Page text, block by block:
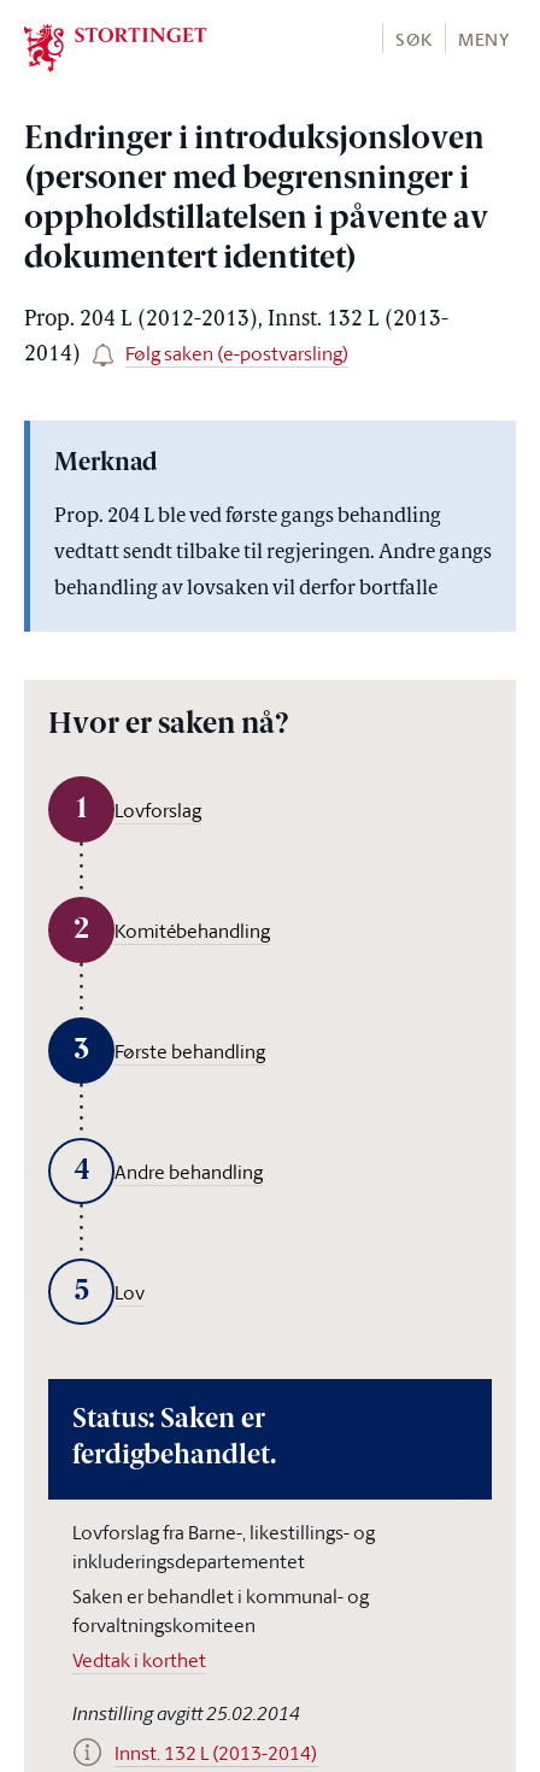
Stortinget.no
SØK MENY
Endringer i introduksjonsloven
(personer med begrensninger i
oppholdstillatelsen i påvente av
dokumentert identitet)
Prop. 204 L (2012-2013), Innst. 132 L (2013-
2014)
Følg saken (e-postvarsling)
Merknad
Prop. 204 L ble ved første gangs behandling
vedtatt sendt tilbake til regjeringen. Andre gangs
behandling av lovsaken vil derfor bortfalle
Hvor er saken nå?
1 Lovforslag
2 Komitébehandling
3 Første behandling
4 Andre behandling
5 Lov
Status: Saken er
ferdigbehandlet.
Lovforslag fra Barne-, likestillings- og
inkluderingsdepartementet
Saken er behandlet i kommunal- og
forvaltningskomiteen
Vedtak i korthet
Innstilling avgitt 25.02.2014
Innst. 132 L (2013-2014)